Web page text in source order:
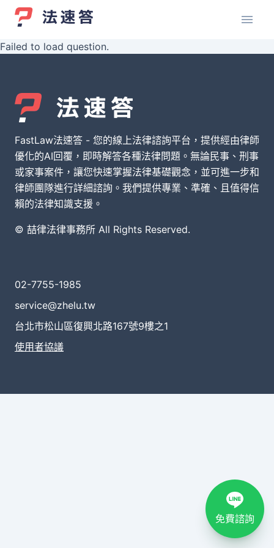
Failed to load question.
FastLaw法速答 - 您的線上法律諮詢平台，提供經由律師
優化的AI回覆，即時解答各種法律問題。無論民事、刑事
或家事案件，讓您快速掌握法律基礎觀念，並可進一步和
律師團隊進行詳細諮詢。我們提供專業、準確、且值得信
賴的法律知識支援。
© 喆律法律事務所 All Rights Reserved.
02-7755-1985
service@zhelu.tw
台北市松山區復興北路167號9樓之1
使用者協議
免費諮詢